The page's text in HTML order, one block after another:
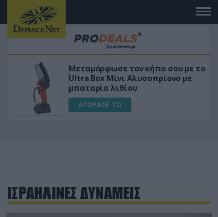
Μεταμόρφωσε τον κήπο σου με το
Ultra Box Μίνι Αλυσοπρίονο με
μπαταρία λιθίου
ΑΓΟΡΑΣΕ ΤΟ
ΙΣΡΑΗΛΙΝΕΣ ΔΥΝΑΜΕΙΣ